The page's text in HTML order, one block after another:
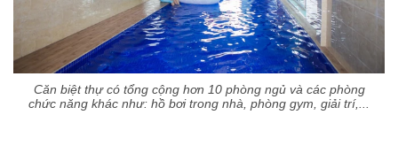
Căn biệt thự có tổng cộng hơn 10 phòng ngủ và các phòng
chức năng khác như: hồ bơi trong nhà, phòng gym, giải trí,...